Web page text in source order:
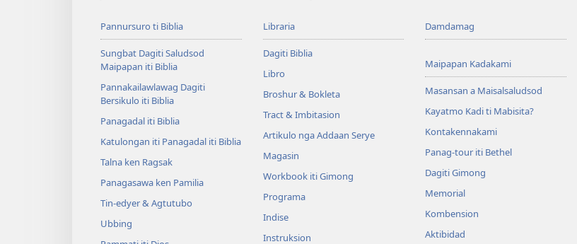
Pannursuro ti Biblia
Sungbat Dagiti Saludsod
Maipapan iti Biblia
Pannakailawlawag Dagiti
Bersikulo iti Biblia
Panagadal iti Biblia
Katulongan iti Panagadal iti Biblia
Talna ken Ragsak
Panagasawa ken Pamilia
Tin-edyer & Agtutubo
Ubbing
Libraria
Dagiti Biblia
Libro
Broshur & Bokleta
Tract & Imbitasion
Artikulo nga Addaan Serye
Magasin
Workbook iti Gimong
Programa
Indise
Instruksion
Damdamag
Maipapan Kadakami
Masansan a Maisalsaludsod
Kayatmo Kadi ti Mabisita?
Kontakennakami
Panag-tour iti Bethel
Dagiti Gimong
Memorial
Kombension
Aktibidad